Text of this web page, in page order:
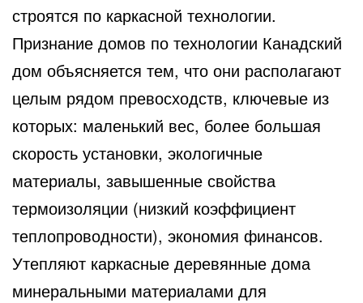
строятся по каркасной технологии.
Признание домов по технологии Канадский
дом объясняется тем, что они располагают
целым рядом превосходств, ключевые из
которых: маленький вес, более большая
скорость установки, экологичные
материалы, завышенные свойства
термоизоляции (низкий коэффициент
теплопроводности), экономия финансов.
Утепляют каркасные деревянные дома
минеральными материалами для